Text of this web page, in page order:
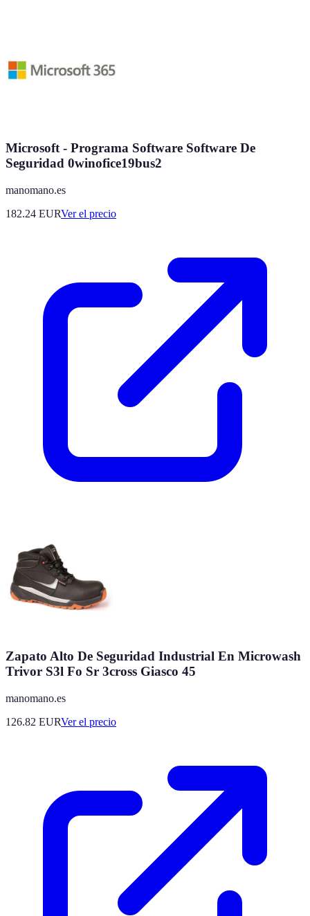
Microsoft - Programa Software Software De
Seguridad 0winofice19bus2
manomano.es
182.24 EURVer el precio
Zapato Alto De Seguridad Industrial En Microwash
Trivor S3l Fo Sr 3cross Giasco 45
manomano.es
126.82 EURVer el precio